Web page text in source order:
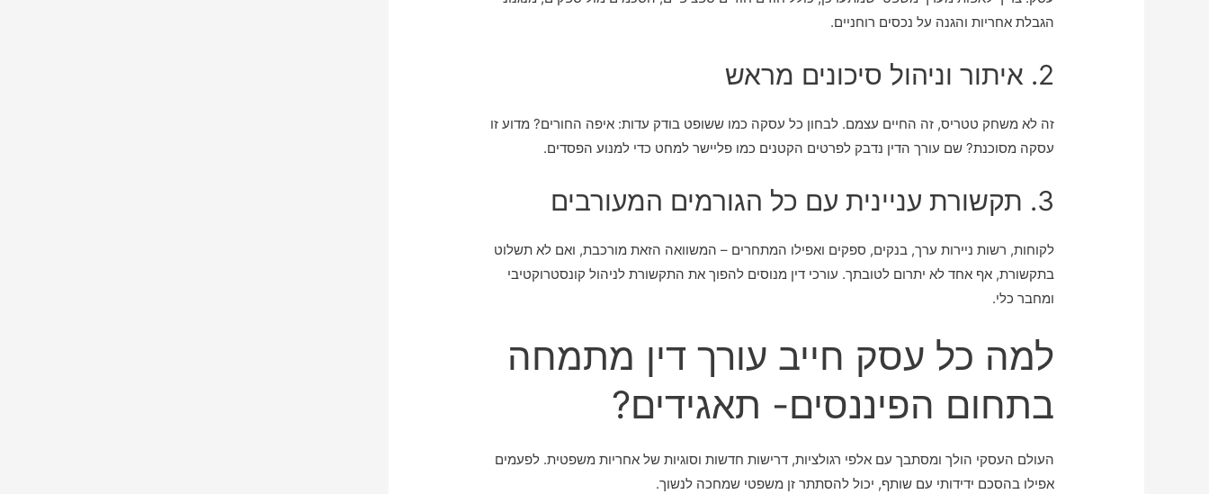
הגבלת אחריות והגנה על נכסים רוחניים.
2. איתור וניהול סיכונים מראש
זה לא משחק טטריס, זה החיים עצמם. לבחון כל עסקה כמו ששופט בודק עדות: איפה החורים? מדוע זו
עסקה מסוכנת? שם עורך הדין נדבק לפרטים הקטנים כמו פליישר למחט כדי למנוע הפסדים.
3. תקשורת עניינית עם כל הגורמים המעורבים
לקוחות, רשות ניירות ערך, בנקים, ספקים ואפילו המתחרים – המשוואה הזאת מורכבת, ואם לא תשלוט
בתקשורת, אף אחד לא יתרום לטובתך. עורכי דין מנוסים להפוך את התקשורת לניהול קונסטרוקטיבי
ומחבר כלי.
למה כל עסק חייב עורך דין מתמחה
בתחום הפיננסים- תאגידים?
העולם העסקי הולך ומסתבך עם אלפי רגולציות, דרישות חדשות וסוגיות של אחריות משפטית. לפעמים
אפילו בהסכם ידידותי עם שותף, יכול להסתתר זן משפטי שמחכה לנשוך.